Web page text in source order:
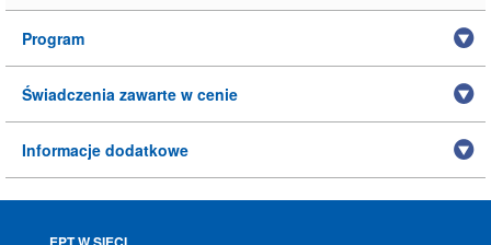
Program
Świadczenia zawarte w cenie
Informacje dodatkowe